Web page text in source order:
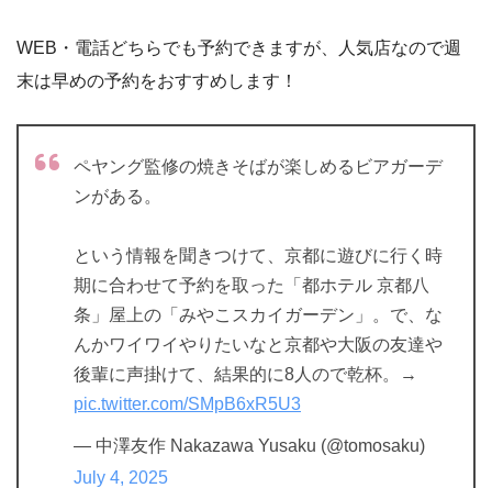
WEB・電話どちらでも予約できますが、人気店なので週
末は早めの予約をおすすめします！
ペヤング監修の焼きそばが楽しめるビアガーデ
ンがある。
という情報を聞きつけて、京都に遊びに行く時
期に合わせて予約を取った「都ホテル 京都八
条」屋上の「みやこスカイガーデン」。で、な
んかワイワイやりたいなと京都や大阪の友達や
後輩に声掛けて、結果的に8人ので乾杯。→
pic.twitter.com/SMpB6xR5U3
— 中澤友作 Nakazawa Yusaku (@tomosaku)
July 4, 2025